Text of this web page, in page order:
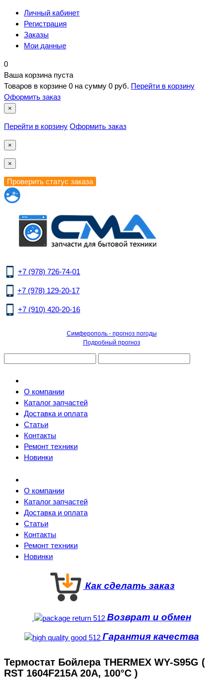
Личный кабинет
Регистрация
Заказы
Мои данные
0
Ваша корзина пуста
Товаров в корзине 0 на сумму 0 руб. Перейти в корзину
Оформить заказ
×
Перейти в корзину Оформить заказ
×
×
+7 (978) 726-74-01
+7 (978) 129-20-17
+7 (910) 420-20-16
Симферополь - прогноз погоды
Подробный прогноз
О компании
Каталог запчастей
Доставка и оплата
Статьи
Контакты
Ремонт техники
Новинки
О компании
Каталог запчастей
Доставка и оплата
Статьи
Контакты
Ремонт техники
Новинки
Как сделать заказ
Возврат и обмен
Гарантия качества
Термостат Бойлера THERMEX WY-S95G (
RST 1604F215A 20A, 100°С )